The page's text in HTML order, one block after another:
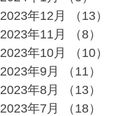
2023年12月
（13）
2023年11月
（8）
2023年10月
（10）
2023年9月
（11）
2023年8月
（13）
2023年7月
（18）